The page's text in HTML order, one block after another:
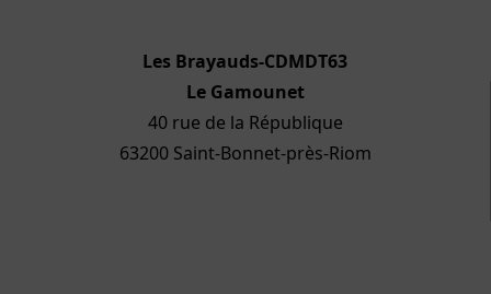
Les Brayauds-CDMDT63
Le Gamounet
40 rue de la République
63200 Saint-Bonnet-près-Riom